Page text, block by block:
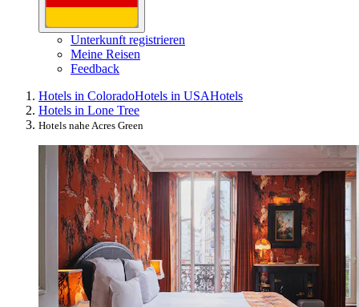
Unterkunft registrieren
Meine Reisen
Feedback
Hotels in ColoradoHotels in USAHotels
Hotels in Lone Tree
Hotels nahe Acres Green